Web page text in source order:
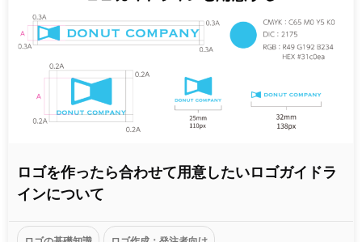
ロゴを作ったら合わせて用意したいロゴガイドラ
インについて